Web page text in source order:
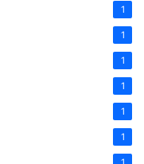
1
1
1
1
1
1